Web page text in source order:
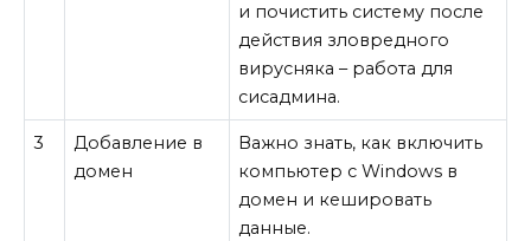
и почистить систему после
действия зловредного
вирусняка – работа для
сисадмина.
3
Добавление в
домен
Важно знать, как включить
компьютер с Windows в
домен и кешировать
данные.